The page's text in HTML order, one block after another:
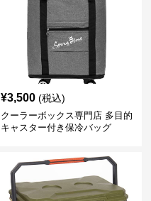
¥3,500 (税込)
クーラーボックス専門店 多目的
キャスター付き保冷バッグ